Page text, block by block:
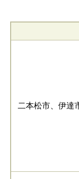
二本松市、伊達